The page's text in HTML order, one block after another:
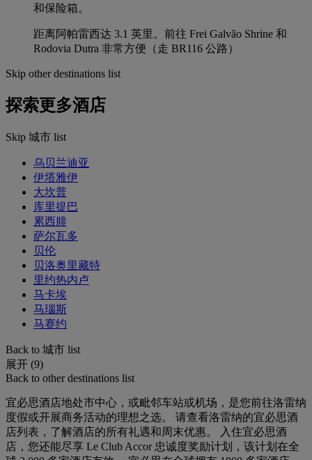
和保险箱。
距离阿帕雷西达 3.1 英里。前往 Frei Galvão Shrine 和
Rodovia Dutra 非常方便（走 BR116 公路）
Skip other destinations list
探索更多酒店
Skip 城市 list
乌贝兰迪亚
伊塔雅伊
大坎普
库里提巴
累西腓
萨尔瓦多
贝伦
贝洛奥里藏特
里约热内卢
马卡埃
马瑙斯
马赛约
Back to 城市 list
展开 (9)
Back to other destinations list
宜必思酒店地处市中心，或毗邻车站或机场，是您前往洛雷纳
度假或开展商务活动的理想之选。 请查看洛雷纳的宜必思酒
店列表，了解酒店的所有礼遇和周末优惠。 入住宜必思酒
店，您还能尽享 Le Club Accor 忠诚度奖励计划，该计划在全